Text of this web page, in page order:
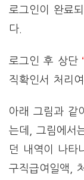
로그인이 완료
다.
로그인 후 상단
직확인서 처리
아래 그림과 같
는데, 그림에서
던 내역이 나타
구직급여일액,